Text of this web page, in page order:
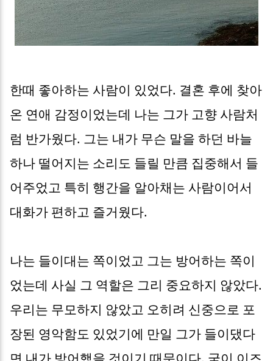
한때 좋아하는 사람이 있었다. 결혼 후에 찾아
온 연애 감정이었는데 나는 그가 고향 사람처
럼 반가웠다. 그는 내가 무슨 말을 하던 바늘
하나 떨어지는 소리도 들릴 만큼 집중해서 들
어주었고 특히 행간을 알아채는 사람이어서
대화가 편하고 즐거웠다.
나는 들이대는 쪽이었고 그는 방어하는 쪽이
었는데 사실 그 역할은 그리 중요하지 않았다.
우리는 무모하지 않았고 오히려 신중으로 포
장된 영악함도 있었기에 만일 그가 들이댔다